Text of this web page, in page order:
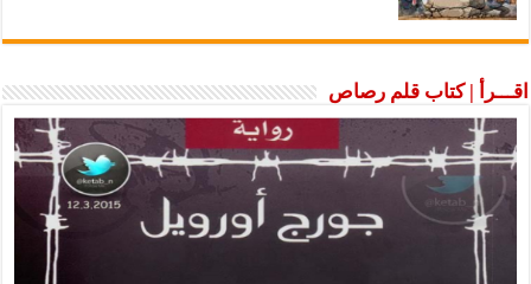
اقـــرأ | كتاب قلم رصاص